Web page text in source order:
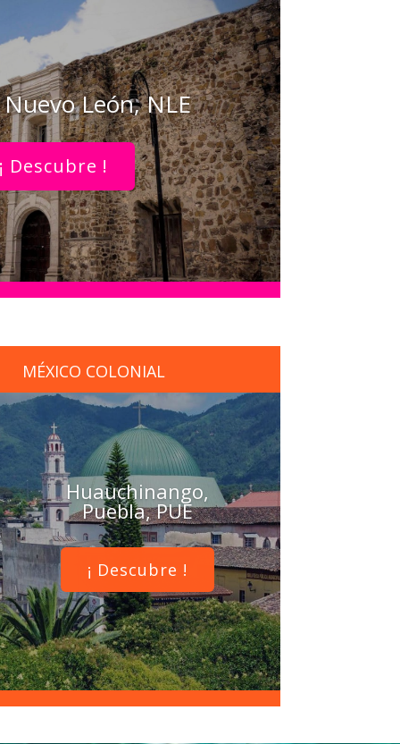
León, NLE
Descubre !
MÉXICO COLONIAL
Huauchinango,
Puebla, PUE
¡ Descubre !